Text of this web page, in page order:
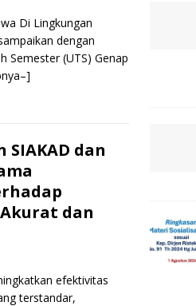
Di Lingkungan
dengan
Semester (UTS) Genap
dan
dan
efektivitas
terstandar,